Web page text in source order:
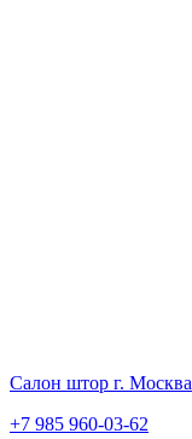
Салон штор г. Москва
+7 985 960-03-62